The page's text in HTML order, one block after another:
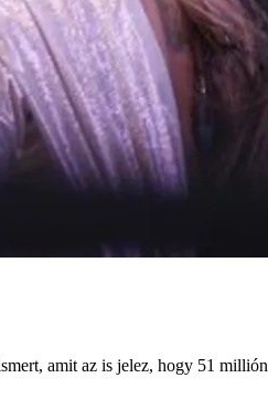
amit az is jelez, hogy 51